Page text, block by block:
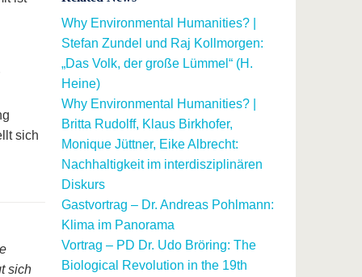
sich
sich
Why Environmental Humanities? |
Stefan Zundel und Raj Kollmorgen:
„Das Volk, der große Lümmel“ (H.
Heine)
Why Environmental Humanities? |
Britta Rudolff, Klaus Birkhofer,
Monique Jüttner, Eike Albrecht:
Nachhaltigkeit im interdisziplinären
Diskurs
Gastvortrag – Dr. Andreas Pohlmann:
Klima im Panorama
Vortrag – PD Dr. Udo Bröring: The
Biological Revolution in the 19th